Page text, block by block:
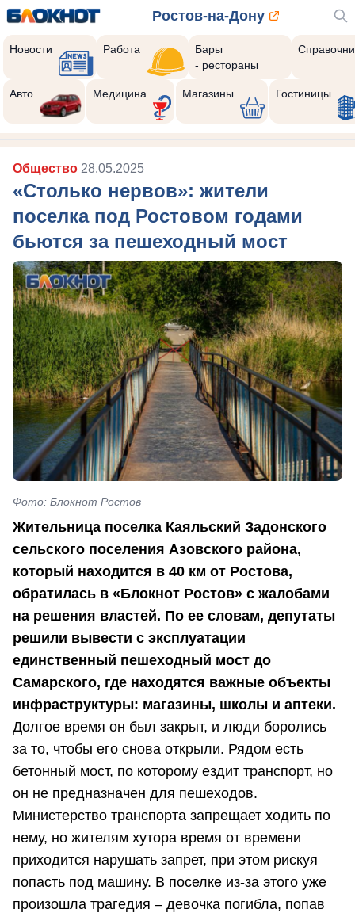
Ростов-на-Дону
Новости Работа
Бары
- рестораны
Авто Медицина Магазины Гостиницы
Общество 28.05.2025
«Столько нервов»: жители
поселка под Ростовом годами
бьются за пешеходный мост
Фото: Блокнот Ростов
Жительница поселка Каяльский Задонского
сельского поселения Азовского района,
который находится в 40 км от Ростова,
обратилась в «Блокнот Ростов» с жалобами
на решения властей. По ее словам, депутаты
решили вывести с эксплуатации
единственный пешеходный мост до
Самарского, где находятся важные объекты
инфраструктуры: магазины, школы и аптеки.
Долгое время он был закрыт, и люди боролись
за то, чтобы его снова открыли. Рядом есть
бетонный мост, по которому ездит транспорт, но
он не предназначен для пешеходов.
Министерство транспорта запрещает ходить по
нему, но жителям хутора время от времени
приходится нарушать запрет, при этом рискуя
попасть под машину. В поселке из-за этого уже
произошла трагедия – девочка погибла, попав